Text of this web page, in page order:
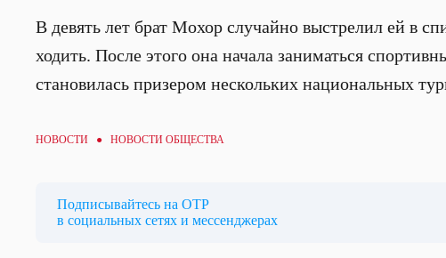
В девять лет брат Мохор случайно выстрелил ей в
ходить. После этого она начала заниматься
становилась призером нескольких национальных
НОВОСТИ ● НОВОСТИ ОБЩЕСТВА
Подписывайтесь на ОТР
в социальных сетях и мессенджерах